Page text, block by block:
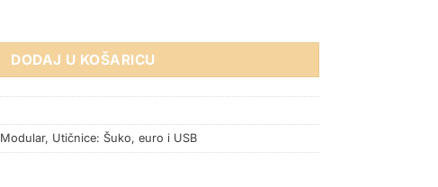
5V 2.4A BEŽ SJAJNA količina
DODAJ U KOŠARICU
, Utičnice: Šuko, euro i USB